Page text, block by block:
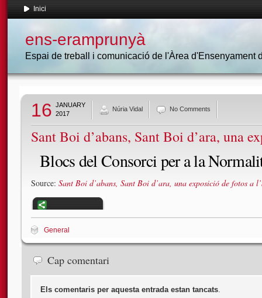
Inici
ens-eramprunyà
Espai de treball i comunicació de l'Àrea d'Ensenyament
16 JANUARY
2017
Núria Vidal No Comments
Sant Boi d’abans, Sant Boi d’ara, una
Blocs del Consorci per a la
Source: Sant Boi d’abans, Sant Boi d’ara, una exposició de fotos a
General
Cap comentari
Els comentaris per aquesta entrada estan tancats